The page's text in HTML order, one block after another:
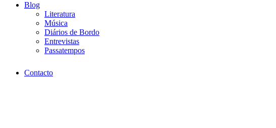
Blog
Literatura
Música
Diários de Bordo
Entrevistas
Passatempos
Contacto